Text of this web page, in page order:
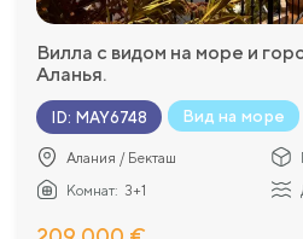
Вилла с видом на море и
Аланья.
ID: MAY6748 Вид на море
Алания / Бекташ
Комнат: 3+1